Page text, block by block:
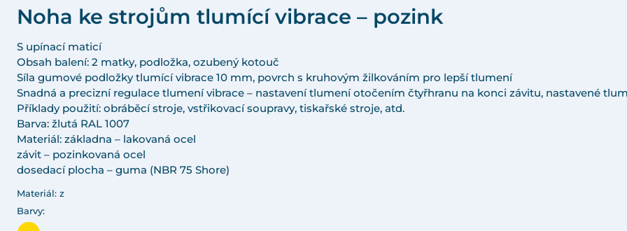
Noha ke strojům tlumící vibrace – pozink
S upínací maticí
Obsah balení: 2 matky, podložka, ozubený kotouč
Síla gumové podložky tlumící vibrace 10 mm, povrch s kruhovým žilkováním pro lepší tlumení
Snadná a precizní regulace tlumení vibrace – nastavení tlumení otočením čtyřhranu na konci závitu, nastavené
Příklady použití: obráběcí stroje, vstřikovací soupravy, tiskařské stroje, atd.
Barva: žlutá RAL 1007
Materiál: základna – lakovaná ocel
závit – pozinkovaná ocel
dosedací plocha – guma (NBR 75 Shore)
Materiál: z
Barvy: